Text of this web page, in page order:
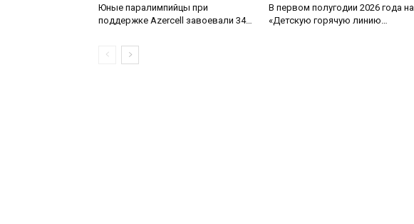
Юные паралимпийцы при
поддержке Azercell завоевали 34
В первом полугодии 2026 года на
«Детскую горячую линию